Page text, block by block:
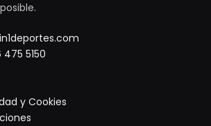
475 5150
y Cookies